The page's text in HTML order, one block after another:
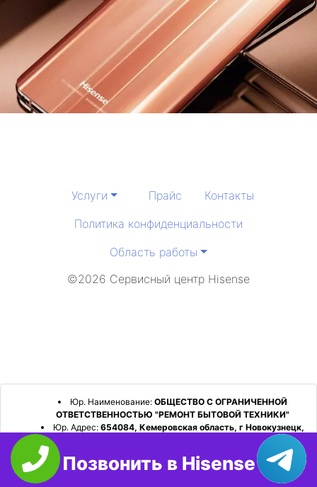
Услуги Прайс
Контакты
Политика конфиденциальности
Область работы
©2026 Сервисный центр Hisense
Юр. Наименование: ОБЩЕСТВО С ОГРАНИЧЕННОЙ
ОТВЕТСТВЕННОСТЬЮ "РЕМОНТ БЫТОВОЙ ТЕХНИКИ"
Юр. Адрес: 654084, Кемеровская область, г Новокузнецк,
р-н Орджоникидзевский, пр-кт Шахтеров, д. 31, кв. 2
ИНН: 4253052180 ОГРН:1224200006128
Позвонить в Hisense